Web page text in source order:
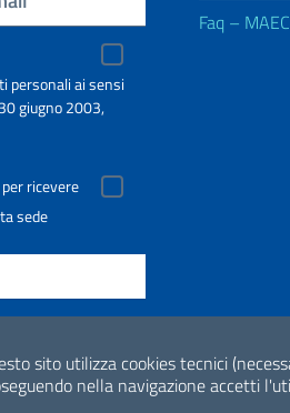
sito utilizza cookies tecnici
nella navigazione accetti
personali ai sensi
giugno 2003,
ricevere
sede
Faq –
Dichiarazione di accessibilità